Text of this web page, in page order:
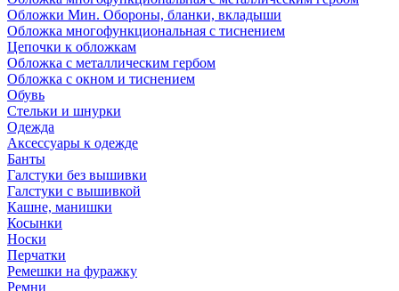
Обложки Мин. Обороны, бланки, вкладыши
Обложка многофункциональная с тиснением
Цепочки к обложкам
Обложка с металлическим гербом
Обложка с окном и тиснением
Обувь
Стельки и шнурки
Одежда
Аксессуары к одежде
Банты
Галстуки без вышивки
Галстуки с вышивкой
Кашне, манишки
Косынки
Носки
Перчатки
Ремешки на фуражку
Ремни